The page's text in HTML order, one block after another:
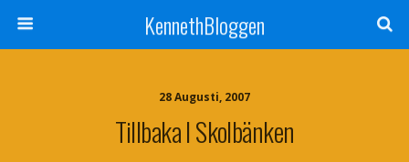
KennethBloggen
28 Augusti, 2007
Tillbaka I Skolbänken